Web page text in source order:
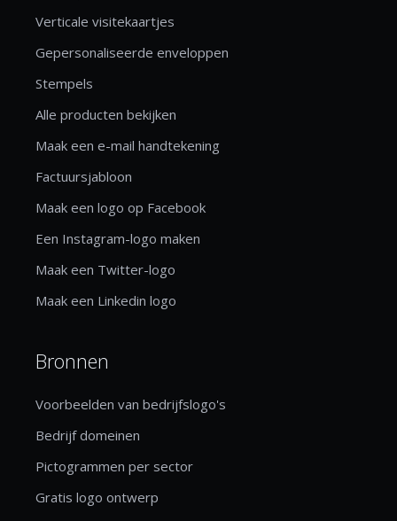
Verticale visitekaartjes
Gepersonaliseerde enveloppen
Stempels
Alle producten bekijken
Maak een e-mail handtekening
Factuursjabloon
Maak een logo op Facebook
Een Instagram-logo maken
Maak een Twitter-logo
Maak een Linkedin logo
Bronnen
Voorbeelden van bedrijfslogo's
Bedrijf domeinen
Pictogrammen per sector
Gratis logo ontwerp